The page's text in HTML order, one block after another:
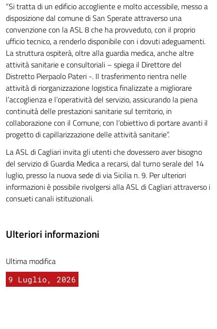
“Si tratta di un edificio accogliente e molto accessibile, messo a
disposizione dal comune di San Sperate attraverso una
convenzione con la ASL 8 che ha provveduto, con il proprio
ufficio tecnico, a renderlo disponibile con i dovuti adeguamenti.
La struttura ospiterà, oltre alla guardia medica, anche altre
attività sanitarie e consultoriali – spiega il Direttore del
Distretto Pierpaolo Pateri -. Il trasferimento rientra nelle
attività di riorganizzazione logistica finalizzate a migliorare
l’accoglienza e l’operatività del servizio, assicurando la piena
continuità delle prestazioni sanitarie sul territorio, in
collaborazione con il Comune, con l’obiettivo di portare avanti il
progetto di capillarizzazione delle attività sanitarie”.
La ASL di Cagliari invita gli utenti che dovessero aver bisogno
del servizio di Guardia Medica a recarsi, dal turno serale del 14
luglio, presso la nuova sede di via Sicilia n. 9. Per ulteriori
informazioni è possibile rivolgersi alla ASL di Cagliari attraverso i
consueti canali istituzionali.
Ulteriori informazioni
Ultima modifica
9 Luglio, 2026